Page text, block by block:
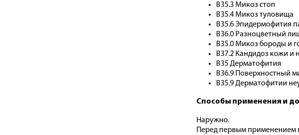
B35.3 Микоз стоп
B35.4 Микоз туловища
B35.6 Эпидермофития
B36.0 Разноцветный
B35.0 Микоз бороды и
B37.2 Кандидоз кожи и
B35 Дерматофития
B36.9 Поверхностный
B35.9 Дерматофитии
Способы применения и
Наружно.
Перед первым применением